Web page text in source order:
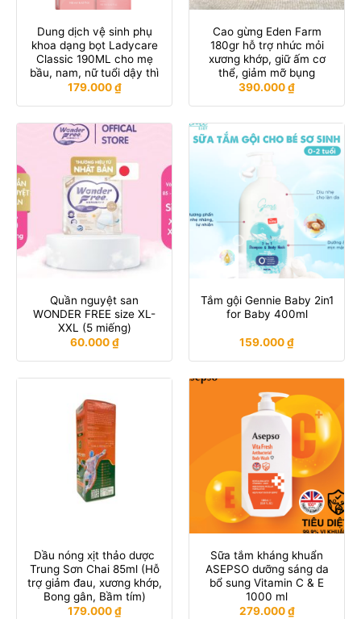
Dung dịch vệ sinh phụ
khoa dạng bọt Ladycare
Classic 190ML cho mẹ
bầu, nam, nữ tuổi dậy thì
179.000₫
Cao gừng Eden Farm
180gr hỗ trợ nhức mỏi
xương khớp, giữ ấm cơ
thể, giảm mỡ bụng
390.000₫
Quần nguyệt san
WONDER FREE size XL-
XXL (5 miếng)
60.000₫
Tắm gội Gennie Baby 2in1
for Baby 400ml
159.000₫
Dầu nóng xịt thảo dược
Trung Sơn Chai 85ml (Hỗ
trợ giảm đau, xương khớp,
Bong gân, Bầm tím)
179.000₫
Sữa tắm kháng khuẩn
ASEPSO dưỡng sáng da
bổ sung Vitamin C & E
1000 ml
279.000₫